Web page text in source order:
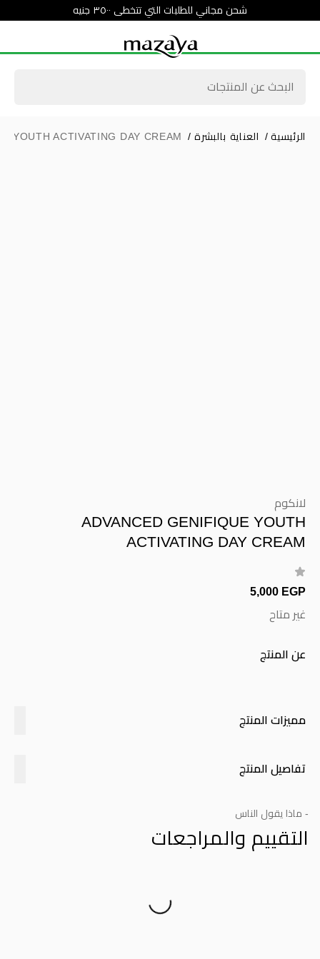
شحن مجاني للطلبات التي تتخطى ٣٥٠٠ جنيه
الرئيسية / العناية بالبشرة /
YOUTH ACTIVATING DAY CREAM
لانكوم
ADVANCED GENIFIQUE YOUTH
ACTIVATING DAY CREAM
5,000 EGP
غير متاح
عن المنتج
مميزات المنتج
تفاصيل المنتج
- ماذا يقول الناس
التقييم والمراجعات